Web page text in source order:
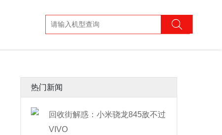
热门新闻
回收街解惑：小米骁龙845敌不过
VIVO